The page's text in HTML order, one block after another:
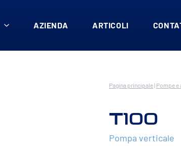
AZIENDA ARTICOLI
Pagina principale| Pompe e
T100
Pompa verticale